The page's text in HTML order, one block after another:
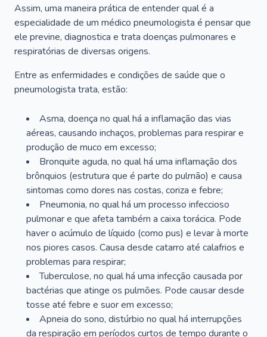
Assim, uma maneira prática de entender qual é a
especialidade de um médico pneumologista é pensar que
ele previne, diagnostica e trata doenças pulmonares e
respiratórias de diversas origens.
Entre as enfermidades e condições de saúde que o
pneumologista trata, estão:
Asma, doença no qual há a inflamação das vias
aéreas, causando inchaços, problemas para respirar e
produção de muco em excesso;
Bronquite aguda, no qual há uma inflamação dos
brônquios (estrutura que é parte do pulmão) e causa
sintomas como dores nas costas, coriza e febre;
Pneumonia, no qual há um processo infeccioso
pulmonar e que afeta também a caixa torácica. Pode
haver o acúmulo de líquido (como pus) e levar à morte
nos piores casos. Causa desde catarro até calafrios e
problemas para respirar;
Tuberculose, no qual há uma infecção causada por
bactérias que atinge os pulmões. Pode causar desde
tosse até febre e suor em excesso;
Apneia do sono, distúrbio no qual há interrupções
da respiração em períodos curtos de tempo durante o